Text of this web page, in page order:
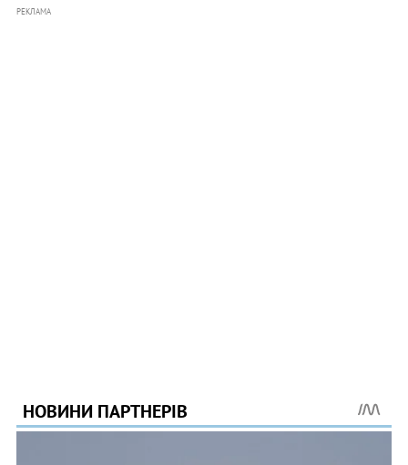
РЕКЛАМА